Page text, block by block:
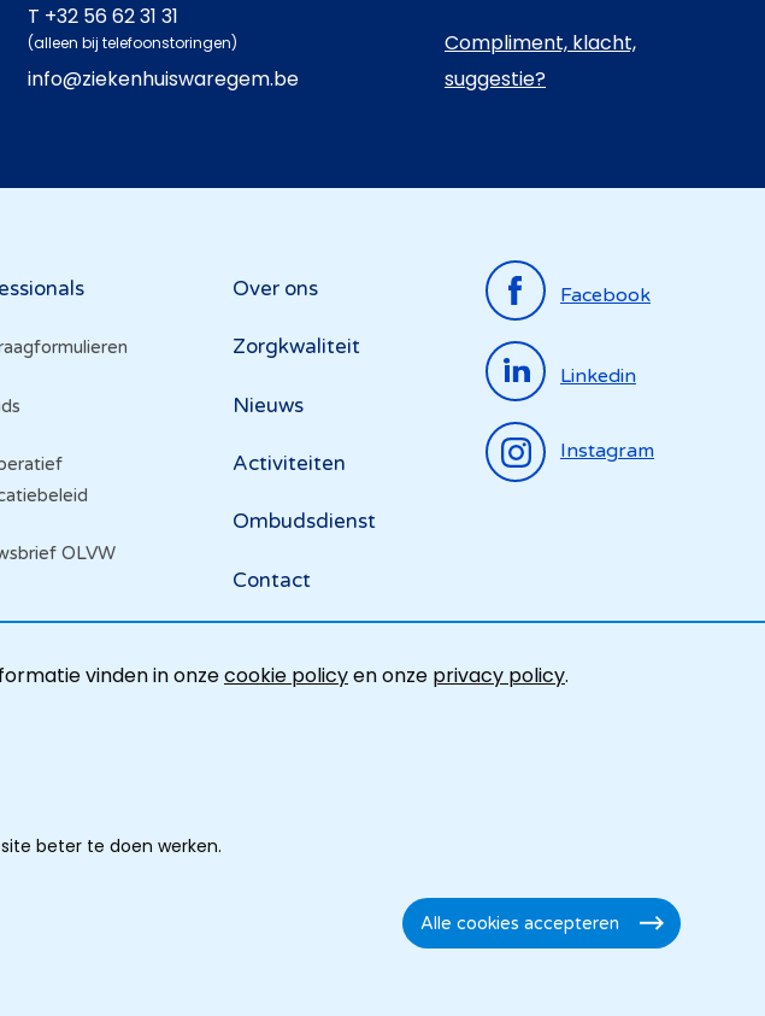
vinden in onzecookie policyen onze privacy policy.
beter te doen werken.
Alle cookies accepteren
Toestemming
intrekken
T +32 56 62 31 31
(alleen bij telefoonstoringen)
info@ziekenhuiswaregem.be
Compliment, klacht,
suggestie?
OLVW
Top
menu
Over ons
Zorgkwaliteit
Nieuws
Activiteiten
Ombudsdienst
Contact
Facebook
Linkedin
Instagram